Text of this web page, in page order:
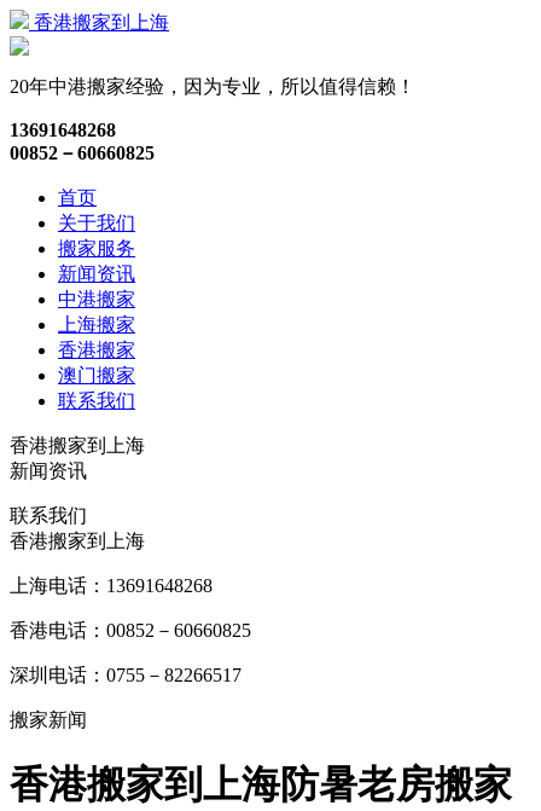
香港搬家到上海
20年中港搬家经验，因为专业，所以值得信赖！
13691648268
00852－60660825
首页
关于我们
搬家服务
新闻资讯
中港搬家
上海搬家
香港搬家
澳门搬家
联系我们
香港搬家到上海
新闻资讯
联系我们
香港搬家到上海
上海电话：13691648268
香港电话：00852－60660825
深圳电话：0755－82266517
搬家新闻
香港搬家到上海防暑老房搬家